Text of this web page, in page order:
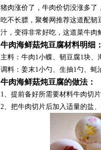
猪肉涨价了，牛肉价切没涨多了
吃不长膘，聚餐网推荐这道配韧
汁，变得非常好吃，这道菜牛肉
牛肉海鲜菇炖豆腐材料明细：
主料：牛肉1小蝶、韧豆腐1块、
调料：姜末1小勺、生抽1勺、蚝
牛肉海鲜菇炖豆腐的做法：
1、提前备好所需要材料牛肉切
2、把牛肉切片后加入适量的盐